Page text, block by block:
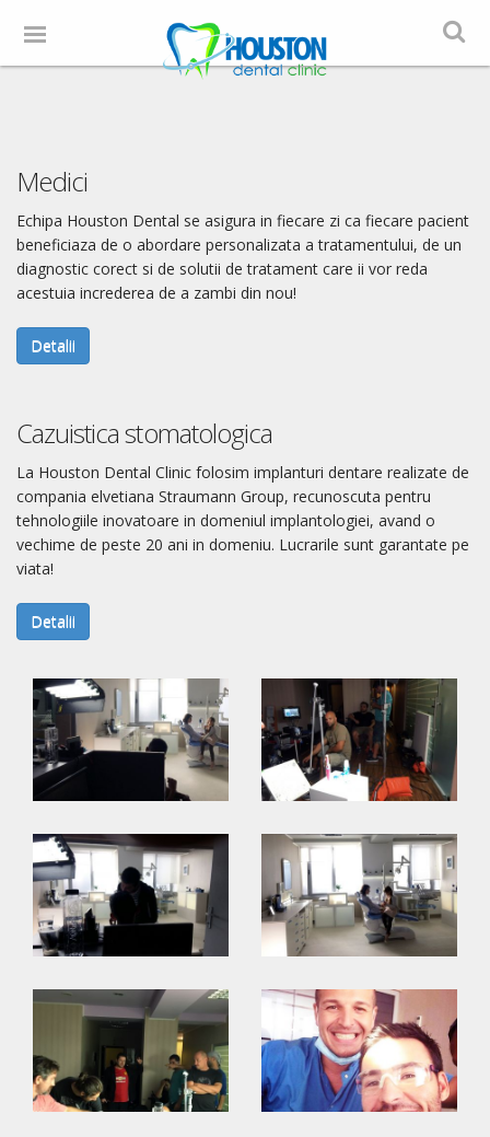
Medici
Echipa Houston Dental se asigura in fiecare zi ca fiecare pacient
beneficiaza de o abordare personalizata a tratamentului, de un
diagnostic corect si de solutii de tratament care ii vor reda
acestuia increderea de a zambi din nou!
Detalii
Cazuistica stomatologica
La Houston Dental Clinic folosim implanturi dentare realizate de
compania elvetiana Straumann Group, recunoscuta pentru
tehnologiile inovatoare in domeniul implantologiei, avand o
vechime de peste 20 ani in domeniu. Lucrarile sunt garantate pe
viata!
Detalii